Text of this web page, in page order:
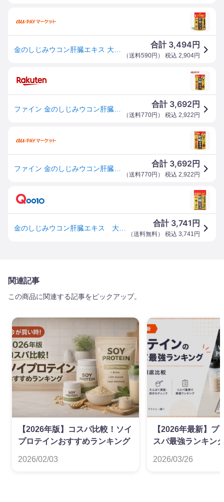
合計 3,494 円
（送料590円 ） 税込 2,904円
合計 3,692 円
（送料770円 ） 税込 2,922 円
合計 3,692 円
（送料770円 ） 税込 2,922 円
合計 3,741 円
（送料無料） 税込 3,741 円
関連記事
この商品に関連する記事をピックアップ。
【2026年版】コスパ比較！ソイ
プロテインおすすめランキング
2026/02/03
【2026年最新】プ
スパ最強ランキン
2026/03/26